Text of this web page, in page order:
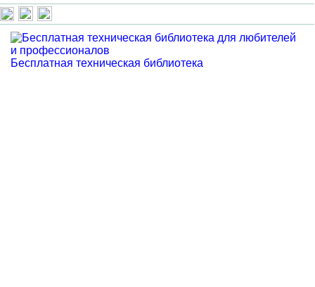
Бесплатная техническая библиотека